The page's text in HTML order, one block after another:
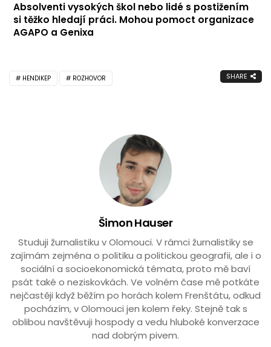
Absolventi vysokých škol nebo lidé s postižením
si těžko hledají práci. Mohou pomoct organizace
AGAPO a Genixa
HENDIKEP ROZHOVOR SHARE
Šimon Hauser
Studuji žurnalistiku v Olomouci. V rámci žurnalistiky se
zajímám zejména o politiku a politickou geografii, ale i o
sociální a socioekonomická témata, proto mě baví
psát také o neziskovkách. Ve volném čase mě potkáte
nejčastěji když běžím po horách kolem Frenštátu, odkud
pocházím, v Olomouci jen kolem řeky. Stejně tak s
oblibou navštěvuji hospody a vedu hluboké konverzace
nad dobrým pivem.